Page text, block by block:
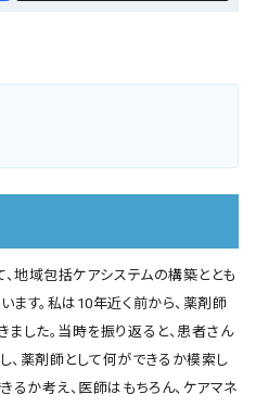
地域包括ケアシステムの構築ととも
す。私は10年近く前から、薬剤師
した。当時を振り返ると、患者さん
、薬剤師として何ができるか模索し
るか考え、医師はもちろん、ケアマネ